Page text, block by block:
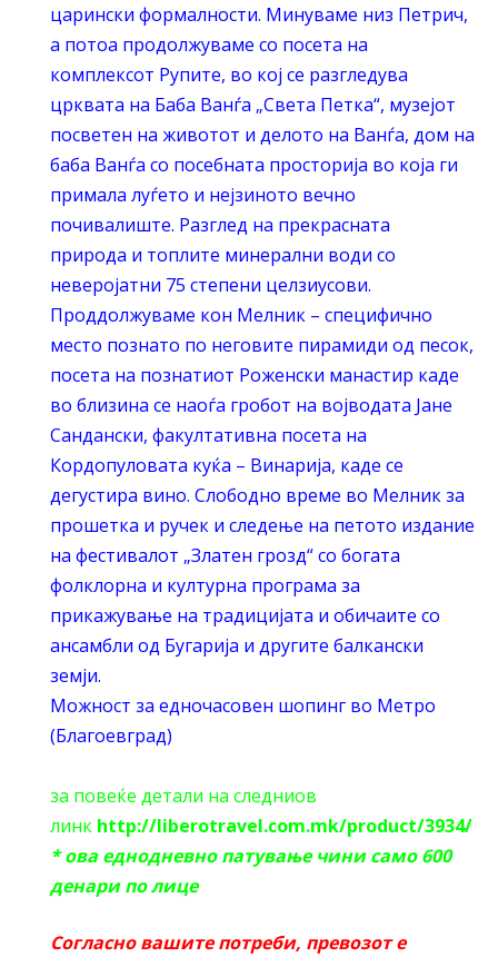
царински формалности. Минуваме низ Петрич,
а потоа продолжуваме со посета на
комплексот Рупите, во кој се разгледува
црквата на Баба Ванѓа „Света Петка“, музејот
посветен на животот и делото на Ванѓа, дом на
баба Ванѓа со посебната просторија во која ги
примала луѓето и нејзиното вечно
почивалиште. Разглед на прекрасната
природа и топлите минерални води со
неверојатни 75 степени целзиусови.
Проддолжуваме кон Мелник – специфично
место познато по неговите пирамиди од песок,
посета на познатиот Роженски манастир каде
во близина се наоѓа гробот на војводата Јане
Сандански, факултативна посета на
Кордопуловата куќа – Винарија, каде се
дегустира вино. Слободно време во Мелник за
прошетка и ручек и следење на петото издание
на фестивалот „Златен грозд“ со богата
фолклорна и културна програма за
прикажување на традицијата и обичаите со
ансамбли од Бугарија и другите балкански
земји.
Можност за едночасовен шопинг во Метро
(Благоевград)
за повеќе детали на следниов
линк http://liberotravel.com.mk/product/3934/
* ова еднодневно патување чини само 600
денари по лице
Согласно вашите потреби, превозот е